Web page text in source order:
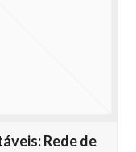
Rede de